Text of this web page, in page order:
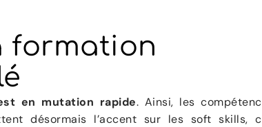
formation
en mutation rapide. Ainsi, les
désormais l’accent sur les soft skills,